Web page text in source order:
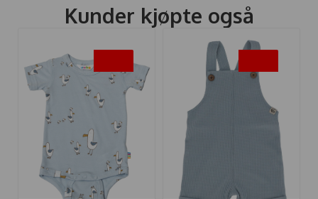
Kunder kjøpte også